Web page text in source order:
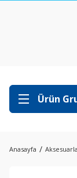
Ürün
Anasayfa